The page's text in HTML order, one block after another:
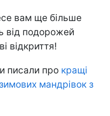
вам ще більше
від подорожей
відкриття!
писали про кращі
мандрівок з